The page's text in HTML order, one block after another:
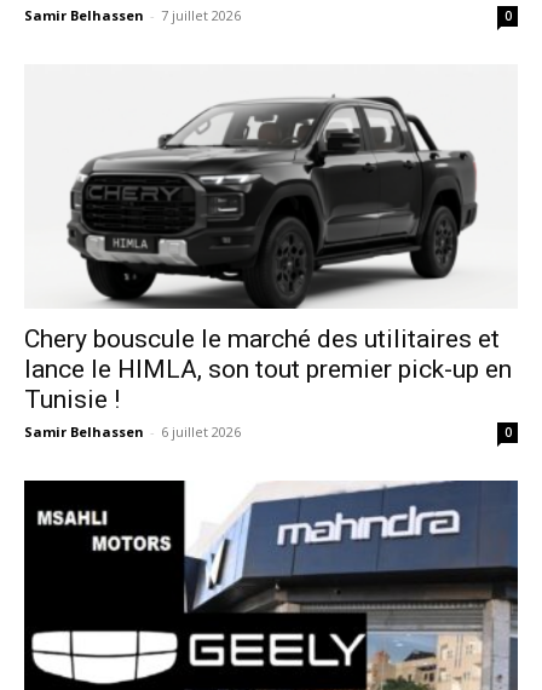
Samir Belhassen - 7 juillet 2026 0
Chery bouscule le marché des utilitaires et
lance le HIMLA, son tout premier pick-up en
Tunisie !
Samir Belhassen - 6 juillet 2026 0